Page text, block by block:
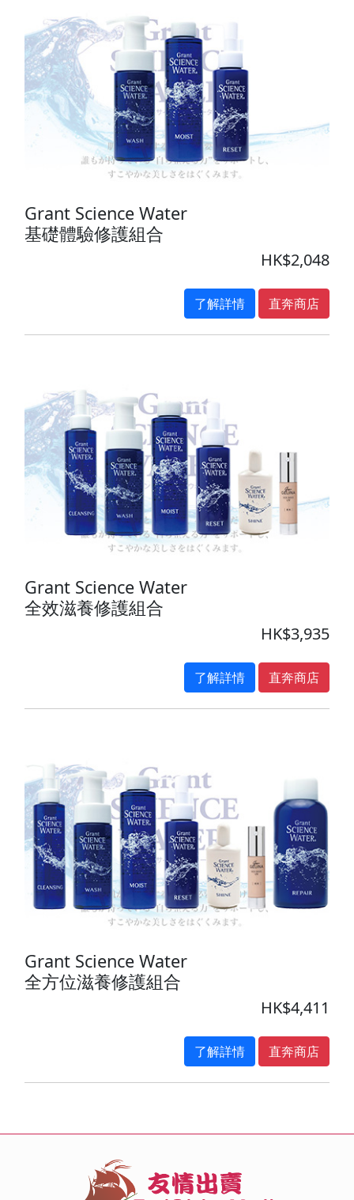
Grant Science Water
基礎體驗修護組合
HK$2,048
了解詳情 直奔商店
Grant Science Water
全效滋養修護組合
HK$3,935
了解詳情 直奔商店
Grant Science Water
全方位滋養修護組合
HK$4,411
了解詳情 直奔商店